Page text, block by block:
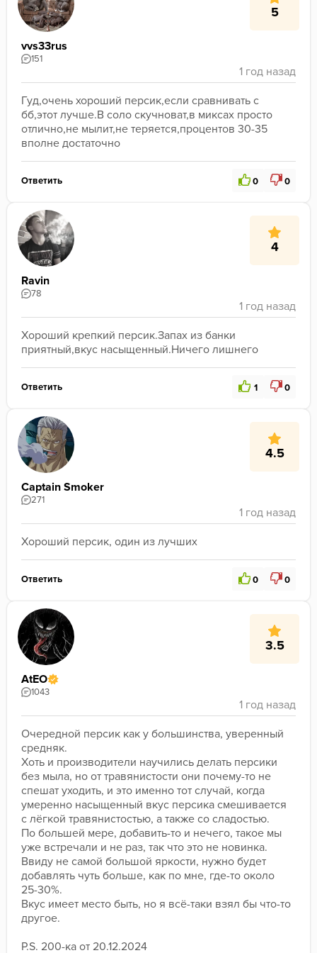
5
vvs33rus
151
Гуд,очень хороший персик,если сравнивать с
бб,этот лучше.В соло скучноват,в миксах просто
отлично,не мылит,не теряется,процентов 30-35
вполне достаточно
Ответить 0 0
4
Ravin
78
Хороший крепкий персик.Запах из банки
приятный,вкус насыщенный.Ничего лишнего
Ответить 1 0
4.5
Captain Smoker
271
Хороший персик, один из лучших
Ответить 0 0
3.5
AtEO
1043
Очередной персик как у большинства, уверенный
средняк.
Хоть и производители научились делать персики
без мыла, но от травянистости они почему-то не
спешат уходить, и это именно тот случай, когда
умеренно насыщенный вкус персика смешивается
с лёгкой травянистостью, а также со сладостью.
По большей мере, добавить-то и нечего, такое мы
уже встречали и не раз, так что это не новинка.
Ввиду не самой большой яркости, нужно будет
добавлять чуть больше, как по мне, где-то около
25-30%.
Вкус имеет место быть, но я всё-таки взял бы что-то
другое.
P.S. 200-ка от 20.12.2024